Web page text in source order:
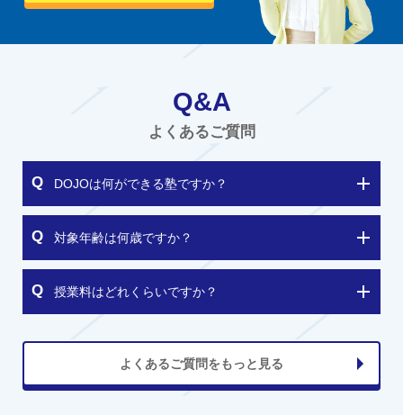
Q&A
よくあるご質問
DOJOは何ができる塾ですか？
対象年齢は何歳ですか？
授業料はどれくらいですか？
よくあるご質問をもっと見る